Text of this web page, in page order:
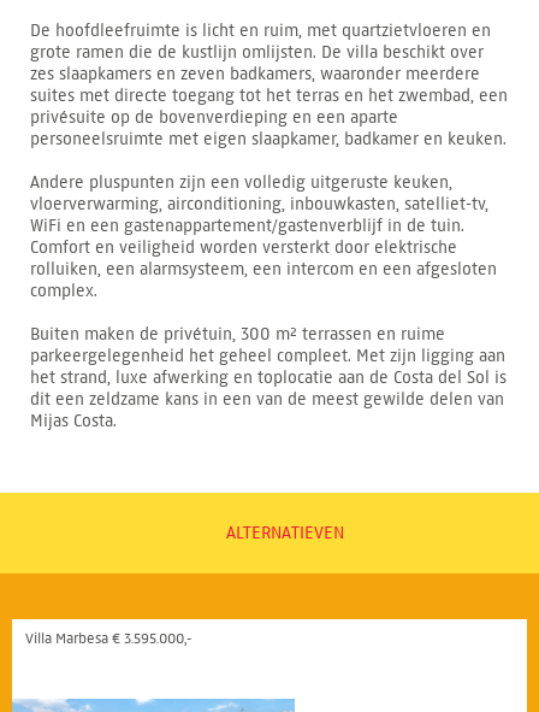
De hoofdleefruimte is licht en ruim, met quartzietvloeren en
grote ramen die de kustlijn omlijsten. De villa beschikt over
zes slaapkamers en zeven badkamers, waaronder meerdere
suites met directe toegang tot het terras en het zwembad, een
privésuite op de bovenverdieping en een aparte
personeelsruimte met eigen slaapkamer, badkamer en keuken.
Andere pluspunten zijn een volledig uitgeruste keuken,
vloerverwarming, airconditioning, inbouwkasten, satelliet-tv,
WiFi en een gastenappartement/gastenverblijf in de tuin.
Comfort en veiligheid worden versterkt door elektrische
rolluiken, een alarmsysteem, een intercom en een afgesloten
complex.
Buiten maken de privétuin, 300 m² terrassen en ruime
parkeergelegenheid het geheel compleet. Met zijn ligging aan
het strand, luxe afwerking en toplocatie aan de Costa del Sol is
dit een zeldzame kans in een van de meest gewilde delen van
Mijas Costa.
ALTERNATIEVEN
Villa Marbesa € 3.595.000,-